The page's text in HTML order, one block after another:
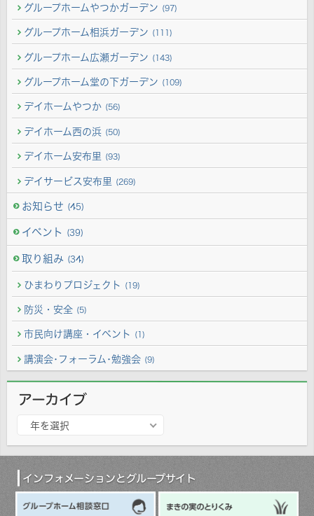
グループホームやつかガーデン (97)
グループホーム相浜ガーデン (111)
グループホーム広瀬ガーデン (143)
グループホーム堂の下ガーデン (109)
デイホームやつか (56)
デイホーム西の浜 (50)
デイホーム安布里 (93)
デイサービス安布里 (269)
お知らせ (45)
イベント (39)
取り組み (34)
ひまわりプロジェクト (19)
防災・安全 (5)
市民向け講座・イベント (1)
講演会･フォーラム･勉強会 (9)
アーカイブ
カ
年を選択
インフォメーションとグループサイト